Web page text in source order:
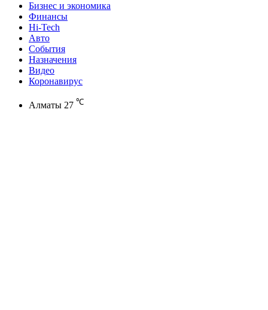
Бизнес и экономика
Финансы
Hi-Tech
Авто
События
Назначения
Видео
Коронавирус
Алматы 27 ℃